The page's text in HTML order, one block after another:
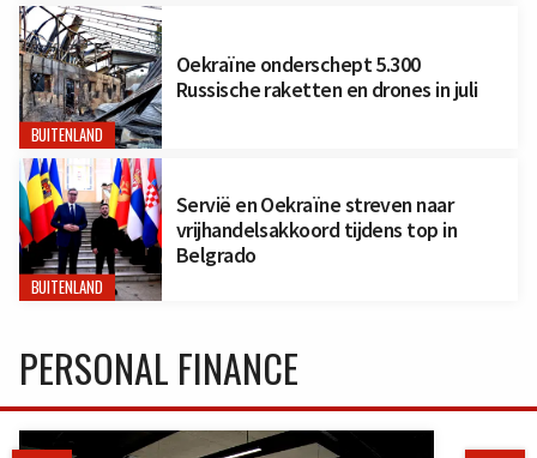
BUITENLAND
Oekraïne onderschept 5.300
Russische raketten en drones in juli
BUITENLAND
Servië en Oekraïne streven naar
vrijhandelsakkoord tijdens top in
Belgrado
PERSONAL FINANCE